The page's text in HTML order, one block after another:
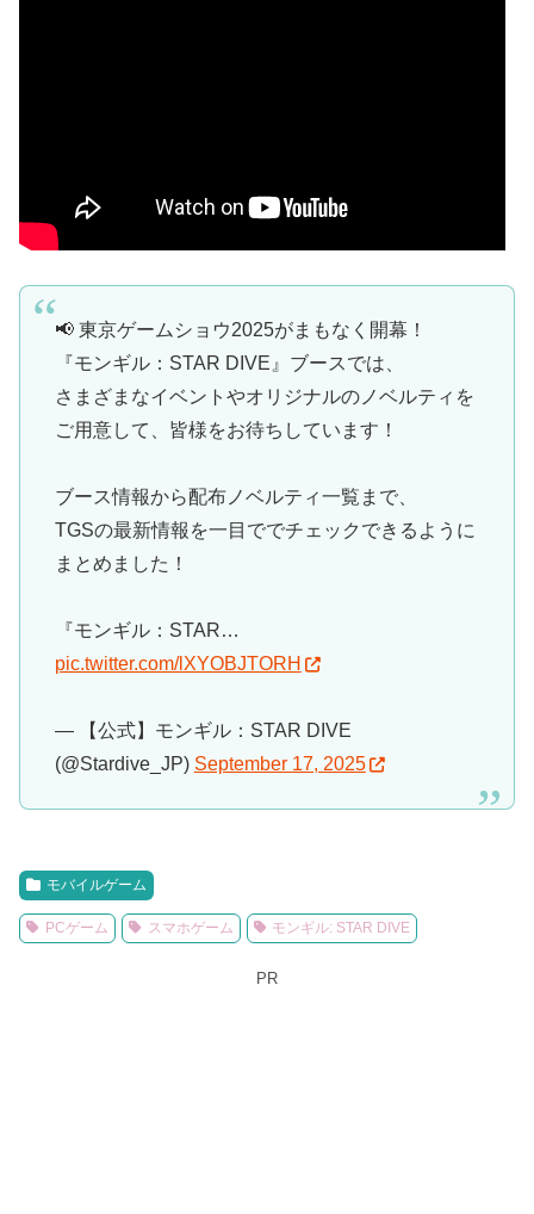
📢 東京ゲームショウ2025がまもなく開幕！
『モンギル：STAR DIVE』ブースでは、
さまざまなイベントやオリジナルのノベルティを
ご用意して、皆様をお待ちしています！
ブース情報から配布ノベルティ一覧まで、
TGSの最新情報を一目ででチェックできるように
まとめました！
『モンギル：STAR…
pic.twitter.com/lXYOBJTORH
— 【公式】モンギル：STAR DIVE
(@Stardive_JP) September 17, 2025
モバイルゲーム
PCゲーム スマホゲーム モンギル: STAR DIVE
PR